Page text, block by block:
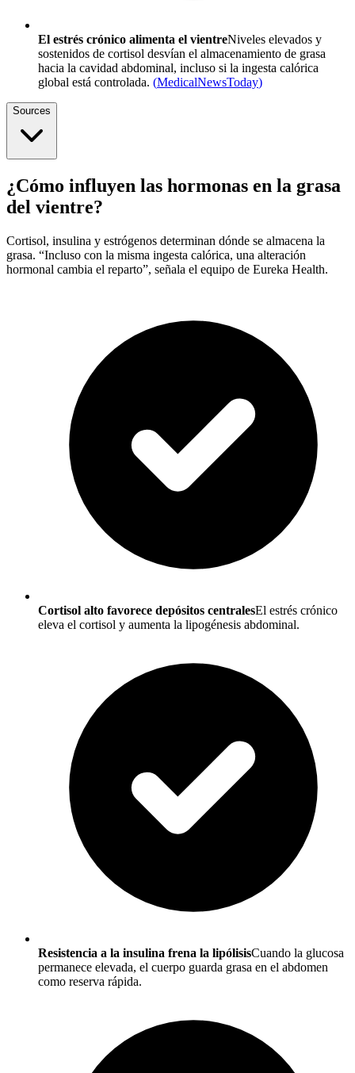
El estrés crónico alimenta el vientreNiveles elevados y
sostenidos de cortisol desvían el almacenamiento de grasa
hacia la cavidad abdominal, incluso si la ingesta calórica
global está controlada. (MedicalNewsToday)
Sources
¿Cómo influyen las hormonas en la grasa
del vientre?
Cortisol, insulina y estrógenos determinan dónde se almacena la
grasa. “Incluso con la misma ingesta calórica, una alteración
hormonal cambia el reparto”, señala el equipo de Eureka Health.
Cortisol alto favorece depósitos centralesEl estrés crónico
eleva el cortisol y aumenta la lipogénesis abdominal.
Resistencia a la insulina frena la lipólisisCuando la glucosa
permanece elevada, el cuerpo guarda grasa en el abdomen
como reserva rápida.